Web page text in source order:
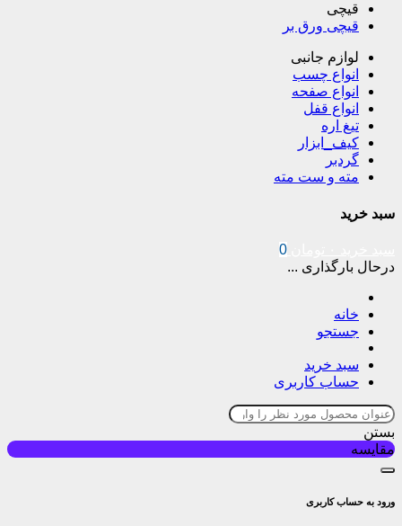
قیچی
قیچی ورق بر
لوازم جانبی
انواع چسب
انواع صفحه
انواع قفل
تیغ اره
کیف_ابزار
گردبر
مته و ست مته
سبد خرید
0
درحال بارگذاری ...
خانه
جستجو
سبد خرید
حساب کاربری
بستن
مقایسه
ورود به حساب کاربری